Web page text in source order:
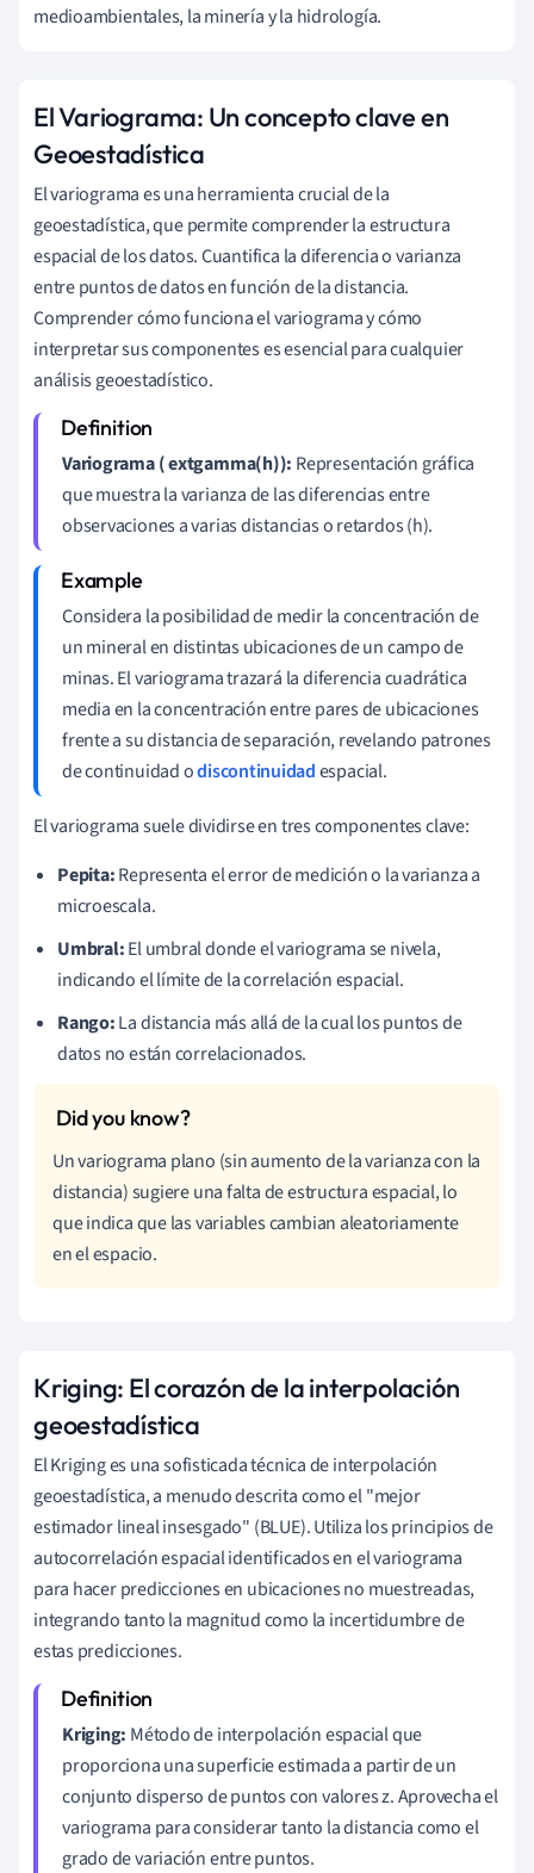
medioambientales, la minería y la hidrología.
El Variograma: Un concepto clave en
Geoestadística
El variograma es una herramienta crucial de la
geoestadística, que permite comprender la estructura
espacial de los datos. Cuantifica la diferencia o varianza
entre puntos de datos en función de la distancia.
Comprender cómo funciona el variograma y cómo
interpretar sus componentes es esencial para cualquier
análisis geoestadístico.
Variograma ( extgamma(h)): Representación gráfica
que muestra la varianza de las diferencias entre
observaciones a varias distancias o retardos (h).
Considera la posibilidad de medir la concentración de
un mineral en distintas ubicaciones de un campo de
minas. El variograma trazará la diferencia cuadrática
media en la concentración entre pares de ubicaciones
frente a su distancia de separación, revelando patrones
de continuidad odiscontinuidadespacial.
El variograma suele dividirse en tres componentes clave:
Pepita:Representa el error de medición o la varianza a
microescala.
Umbral:El umbral donde el variograma se nivela,
indicando el límite de la correlación espacial.
Rango:La distancia más allá de la cual los puntos de
datos no están correlacionados.
Un variograma plano (sin aumento de la varianza con la
distancia) sugiere una falta de estructura espacial, lo
que indica que las variables cambian aleatoriamente
en el espacio.
Kriging: El corazón de la interpolación
geoestadística
El Kriging es una sofisticada técnica de interpolación
geoestadística, a menudo descrita como el "mejor
estimador lineal insesgado" (BLUE). Utiliza los principios de
autocorrelación espacial identificados en el variograma
para hacer predicciones en ubicaciones no muestreadas,
integrando tanto la magnitud como la incertidumbre de
estas predicciones.
Kriging: Método de interpolación espacial que
proporciona una superficie estimada a partir de un
conjunto disperso de puntos con valores z. Aprovecha el
variograma para considerar tanto la distancia como el
grado de variación entre puntos.